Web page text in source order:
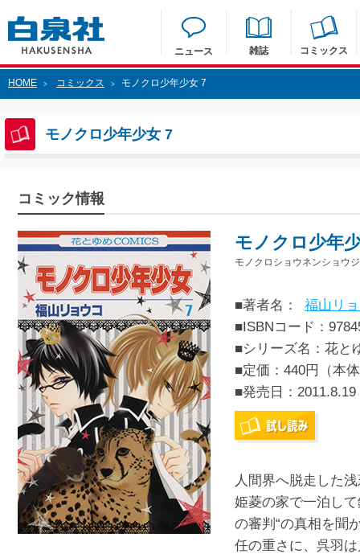
ニュース 雑誌 コミックス
HOME > コミックス > モノクロ少年少女 7
モノクロ少年少女 7
コミック情報
モノクロ少年
モノクロショウネンショウ
■著者名：
福山リ
■ISBNコード：
■シリーズ名：花と
■定価：440円（本
■発売日： 2011.8.19
人間界へ脱走した
姫菱の家で一泊し
の審判“の真相を聞
任の重さに、呉羽